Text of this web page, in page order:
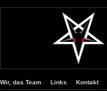
Wir, das Team Links Kontakt